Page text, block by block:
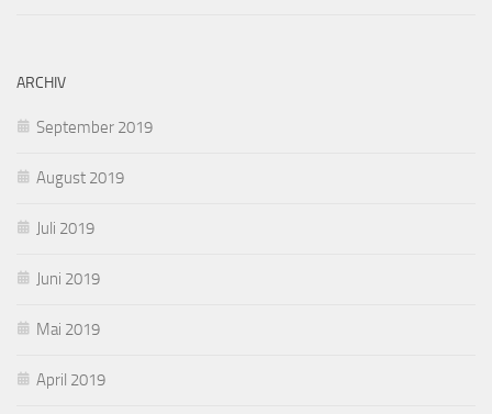
ARCHIV
September 2019
August 2019
Juli 2019
Juni 2019
Mai 2019
April 2019